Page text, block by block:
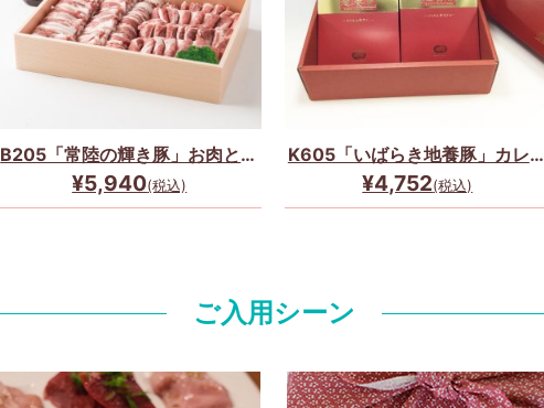
B205「常陸の輝き豚」お肉とた
れのセット☆
¥5,940(税込)
K605「いばらき地養豚」カレー
４個セット☆
¥4,752(税込)
ご入用シーン